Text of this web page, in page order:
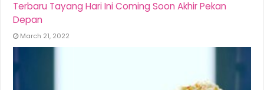
Terbaru Tayang Hari Ini Coming Soon Akhir Pekan
Depan
March 21, 2022